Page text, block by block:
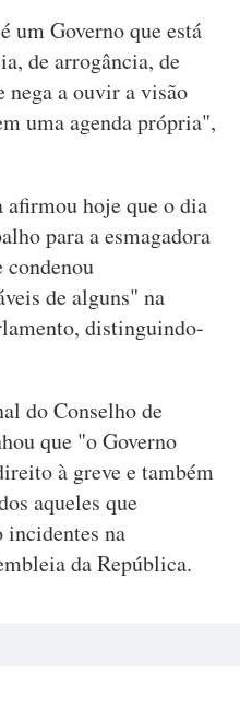
um Governo que está
de arrogância, de
nega a ouvir a visão
uma agenda própria",
hoje que o dia
para a esmagadora
condenou
de alguns" na
distinguindo-
do Conselho de
que "o Governo
à greve e também
aqueles que
incidentes na
da República.